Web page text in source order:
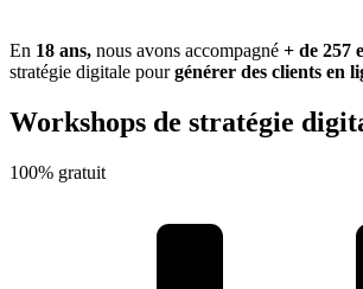
En 18 ans, nous avons accompagné + de 257
stratégie digitale pourgénérer des clients en
Workshops de stratégie
100% gratuit